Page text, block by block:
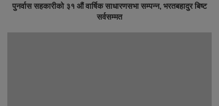
पुनर्वास सहकारीको ३१ औं वार्षिक साधारणसभा सम्पन्न, भरतबहादुर बिष्ट
सर्वसम्मत